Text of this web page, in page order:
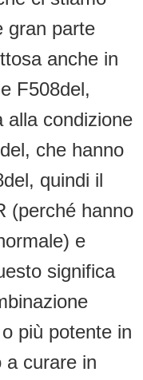
gran parte
anche in
F508del,
alla condizione
che hanno
quindi il
(perché hanno
e
significa
più potente in
a curare in